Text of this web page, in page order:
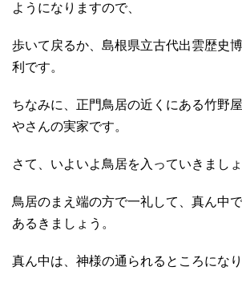
ようになりますので、
歩いて戻るか、島根県立古代出雲歴史
利です。
ちなみに、正門鳥居の近くにある竹野
やさんの実家です。
さて、いよいよ鳥居を入っていきましょ
鳥居のまえ端の方で一礼して、真ん中
あるきましょう。
真ん中は、神様の通られるところになり